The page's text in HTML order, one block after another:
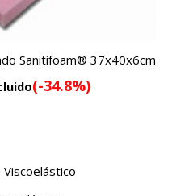
Sanitifoam® 37x40x6cm
(-34.8%)